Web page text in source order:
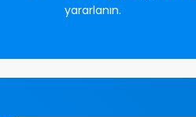
yararlanın.